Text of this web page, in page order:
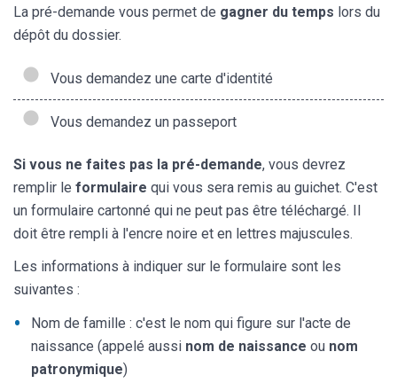
La pré-demande vous permet de gagner du temps lors du
dépôt du dossier.
Vous demandez une carte d'identité
Vous demandez un passeport
Si vous ne faites pas la pré-demande, vous devrez
remplir le formulaire qui vous sera remis au guichet. C'est
un formulaire cartonné qui ne peut pas être téléchargé. Il
doit être rempli à l'encre noire et en lettres majuscules.
Les informations à indiquer sur le formulaire sont les
suivantes :
Nom de famille : c'est le nom qui figure sur l'acte de
naissance (appelé aussi nom de naissance ou nom
patronymique)